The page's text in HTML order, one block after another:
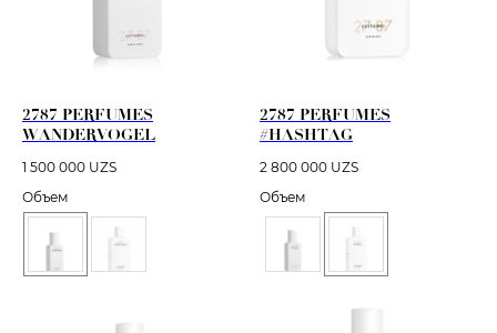
2787 PERFUMES
WANDERVOGEL
1 500 000 UZS
Объем
2787 PERFUMES
#HASHTAG
2 800 000 UZS
Объем